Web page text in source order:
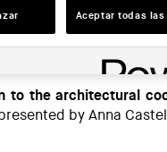
to the architectural
by Anna
Aceptar todas las